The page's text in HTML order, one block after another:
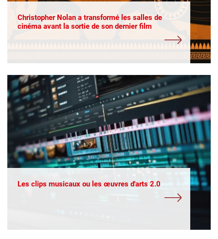
Christopher Nolan a transformé les salles de
cinéma avant la sortie de son dernier film
Les clips musicaux ou les œuvres d'arts 2.0